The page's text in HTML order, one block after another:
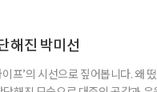
직활동이 쉽지 않은 사람을 위한
해진 박미선
프’의 시선으로 짚어봅니다. 왜